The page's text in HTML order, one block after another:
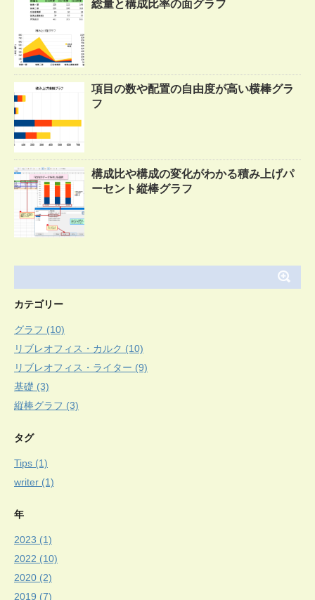
総量と構成比率の面グラフ
項目の数や配置の自由度が高い横棒グラ
フ
構成比や構成の変化がわかる積み上げパ
ーセント縦棒グラフ
カテゴリー
グラフ (10)
リブレオフィス・カルク (10)
リブレオフィス・ライター (9)
基礎 (3)
縦棒グラフ (3)
タグ
Tips (1)
writer (1)
年
2023 (1)
2022 (10)
2020 (2)
2019 (7)